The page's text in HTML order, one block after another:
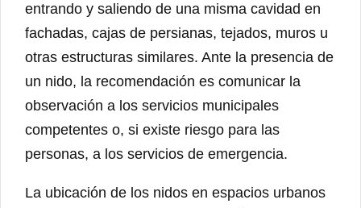
entrando y saliendo de una misma cavidad en
fachadas, cajas de persianas, tejados, muros u
otras estructuras similares. Ante la presencia de
un nido, la recomendación es comunicar la
observación a los servicios municipales
competentes o, si existe riesgo para las
personas, a los servicios de emergencia.
La ubicación de los nidos en espacios urbanos